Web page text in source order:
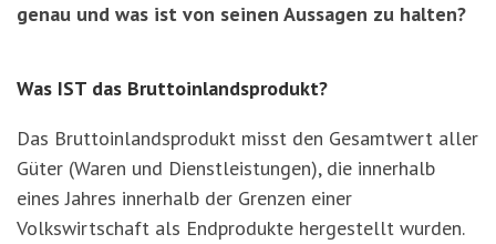
genau und was ist von seinen Aussagen zu halten?
Was IST das Bruttoinlandsprodukt?
Das Bruttoinlandsprodukt misst den Gesamtwert aller
Güter (Waren und Dienstleistungen), die innerhalb
eines Jahres innerhalb der Grenzen einer
Volkswirtschaft als Endprodukte hergestellt wurden.